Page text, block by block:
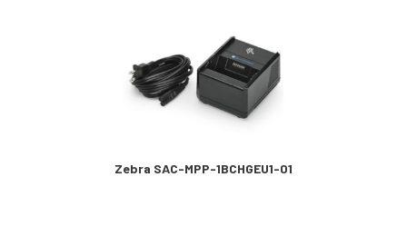
Zebra SAC-MPP-1BCHGEU1-01